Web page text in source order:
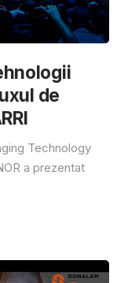
de
Technology
a prezentat